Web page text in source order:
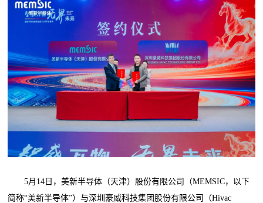
5月14日，美新半导体（天津）股份有限公司（MEMSIC，以下
简称“美新半导体”）与深圳豪威科技集团股份有限公司（Hivac